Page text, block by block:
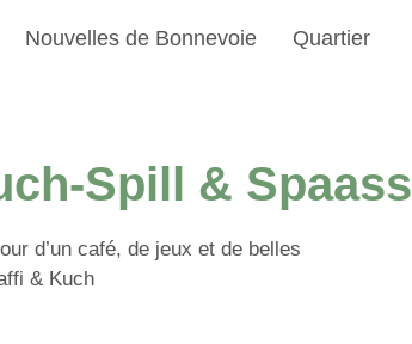
Nouvelles de Bonnevoie Quartier
Spill & Spaass
d’un café, de jeux et de belles
& Kuch